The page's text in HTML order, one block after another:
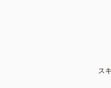
ス